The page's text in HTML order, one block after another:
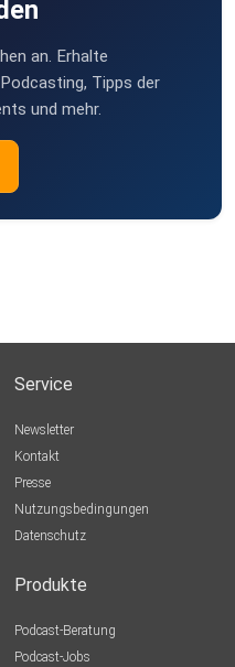
an. Erhalte
Tipps der
und mehr.
Service
Newsletter
Kontakt
Presse
Nutzungsbedingungen
Datenschutz
Produkte
Podcast-Beratung
Podcast-Jobs